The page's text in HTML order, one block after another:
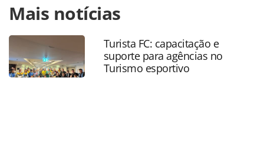
https://www.panrotas.com.br/mercado/operadoras/
sobe-20-com-europa-e-foca-na-russia_153516.html ou as
ferramentas oferecidas na página. Todo o conteúdo
produzido pela PANROTAS Editora é protegido pela
legislação brasileira sobre direito autoral. Não reproduza o
conteúdo sem autorização da PANROTAS Editora
Mais notícias
Turista FC: capacitação e
suporte para agências no
Turismo esportivo